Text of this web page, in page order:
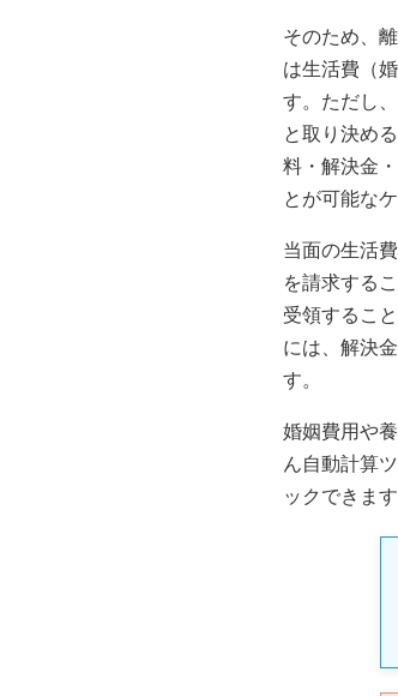
そのため、
は生活費（
す。ただし
と取り決め
料・解決金
とが可能な
当面の生活
を請求する
受領するこ
には、解決
す。
婚姻費用や
ん自動計算
ックできます